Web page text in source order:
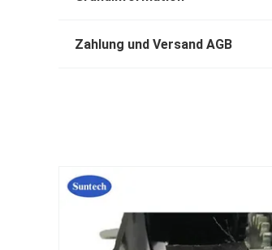
Zahlung und Versand AGB